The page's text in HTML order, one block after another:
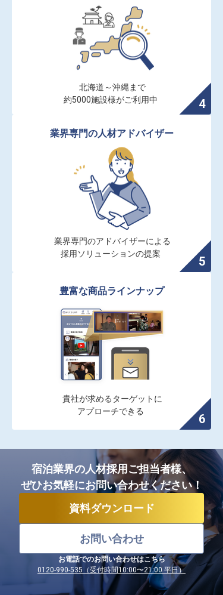
北海道～沖縄まで
約5000施設様がご利用中
業界専門の人材アドバイザー
業界専門のアドバイザーによる
採用ソリューションの提案
豊富な商品ラインナップ
貴社が求めるターゲットに
アプローチできる
宿泊業界の人材採用ご担当者様、
ぜひお気軽にお問い合わせください！
お問い合わせ
資料ダウンロード
お電話でのお問い合わせはこちら
0120-990-535（受付時間10:00〜21:00 平日）